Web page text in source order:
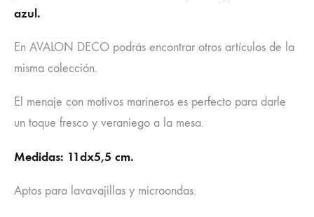
azul.
En AVALON DECO podrás encontrar otros artículos de la
misma colección.
El menaje con motivos marineros es perfecto para darle
un toque fresco y veraniego a la mesa.
Medidas: 11dx5,5 cm.
Aptos para lavavajillas y microondas.